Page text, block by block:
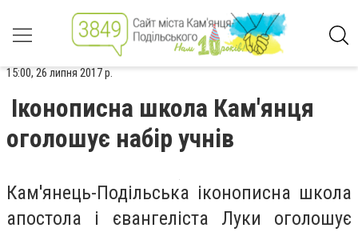
15:00, 26 липня 2017 р.
Іконописна школа Кам'янця
оголошує набір учнів
Кам'янець-Подільська іконописна школа
апостола і євангеліста Луки оголошує